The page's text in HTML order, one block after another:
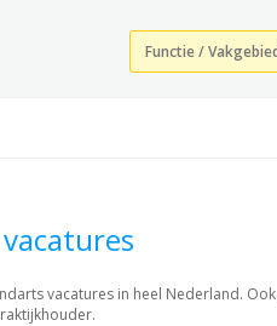
vacatures in heel Nederland.